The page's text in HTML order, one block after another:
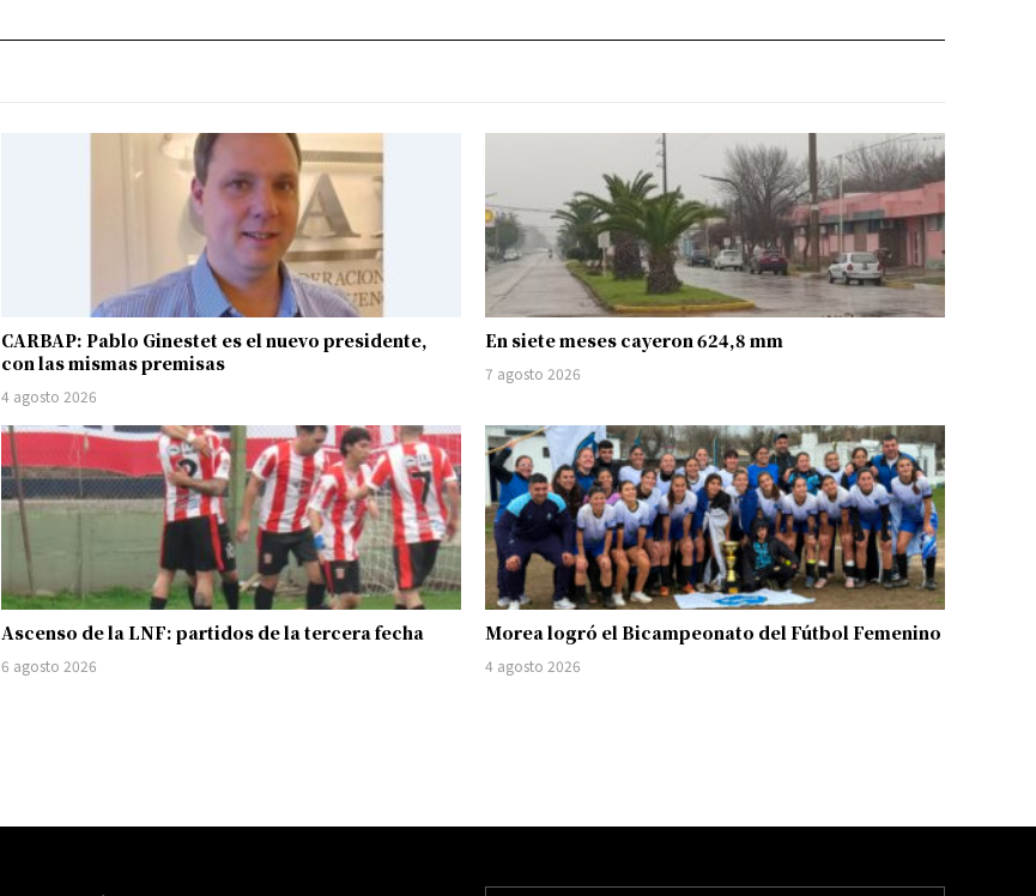
CARBAP: Pablo Ginestet es el nuevo presidente,
con las mismas premisas
4 agosto 2026
En siete meses cayeron 624,8 mm
7 agosto 2026
Ascenso de la LNF: partidos de la tercera fecha
6 agosto 2026
Morea logró el Bicampeonato del Fútbol Femenino
4 agosto 2026